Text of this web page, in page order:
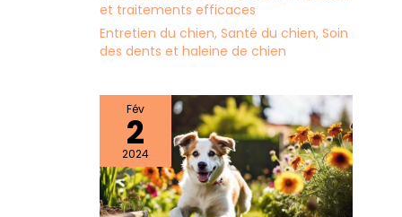
et traitements efficaces
Entretien du chien, Santé du chien, Soin
des dents et haleine de chien
Fév
2
2024